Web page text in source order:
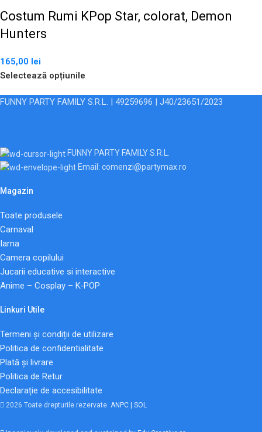
Costum Rumi KPop Star, colorat, Demon
Hunters
165,00 lei
Selectează opțiunile
FUNNY PARTY FAMILY S.R.L. | 49259696 | J40/23651/2023
FUNNY PARTY FAMILY S.R.L.
Email: comenzi@partymax.ro
Magazin
Toate produsele
Carnaval
Iarna
Camera copilului
Jucarii educative si interactive
Anime – Cosplay – K‑POP
Linkuri Utile
Termeni și condiții de utilizare
Politica de confidentialitate
Plată și livrare
Politica de Retur
Declarație de accesibilitate
2026 Toate drepturile rezervate. ANPC | SOL